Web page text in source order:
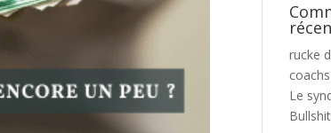
rucke
Le
Bullshit